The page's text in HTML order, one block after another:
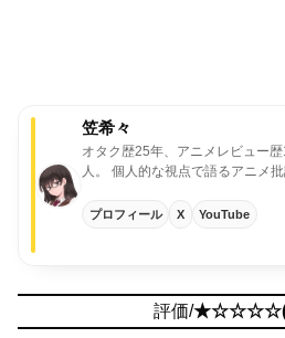
笠希々
オタク歴25年、アニメレビュー
人。
個人的な視点で語るアニメ批
プロフィール X YouTube
評価/